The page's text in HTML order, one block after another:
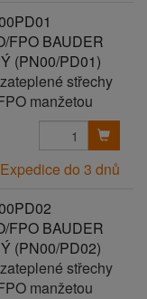
FPO BAUDER
(PN00/PD01)
střechy
manžetou
Expedice do 3 dnů
FPO BAUDER
(PN00/PD02)
střechy
manžetou